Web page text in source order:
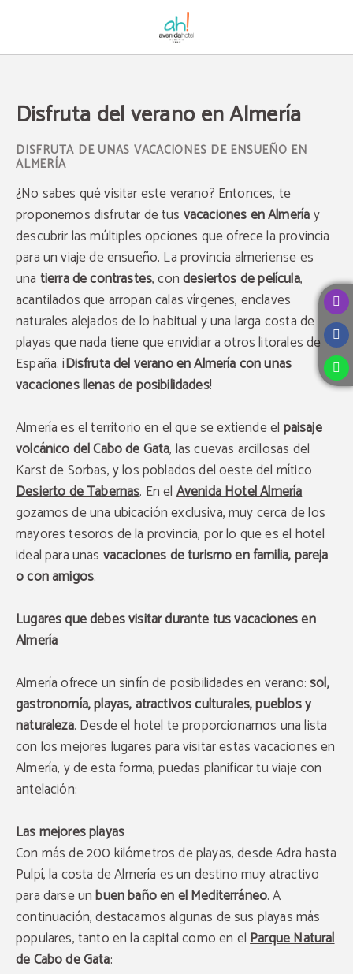
Disfruta del verano en Almería
DISFRUTA DE UNAS VACACIONES DE ENSUEÑO EN
ALMERÍA
¿No sabes qué visitar este verano? Entonces, te
proponemos disfrutar de tus vacaciones en Almeríay
descubrir las múltiples opciones que ofrece la provincia
para un viaje de ensueño. La provincia almeriense es
una tierra de contrastes, condesiertos de película,
acantilados que arropan calas vírgenes, enclaves
naturales alejados de lo habitual y una larga costa de
playas que nada tiene que envidiar a otros litorales de
España. ¡Disfruta del verano en Almería con unas
vacaciones llenas de posibilidades!
Almería es el territorio en el que se extiende el paisaje
volcánico del Cabo de Gata, las cuevas arcillosas del
Karst de Sorbas, y los poblados del oeste del mítico
Desierto de Tabernas. En elAvenida Hotel Almería
gozamos de una ubicación exclusiva, muy cerca de los
mayores tesoros de la provincia, por lo que es el hotel
ideal para unas vacaciones de turismo en familia, pareja
o con amigos.
Lugares que debes visitar durante tus vacaciones en
Almería
Almería ofrece un sinfín de posibilidades en verano:sol,
gastronomía, playas, atractivos culturales, pueblos y
naturaleza. Desde el hotel te proporcionamos una lista
con los mejores lugares para visitar estas vacaciones en
Almería, y de esta forma, puedas planificar tu viaje con
antelación:
Las mejores playas
Con más de 200 kilómetros de playas, desde Adra hasta
Pulpí, la costa de Almería es un destino muy atractivo
para darse unbuen baño en el Mediterráneo. A
continuación, destacamos algunas de sus playas más
populares, tanto en la capital como en elParque Natural
de Cabo de Gata: